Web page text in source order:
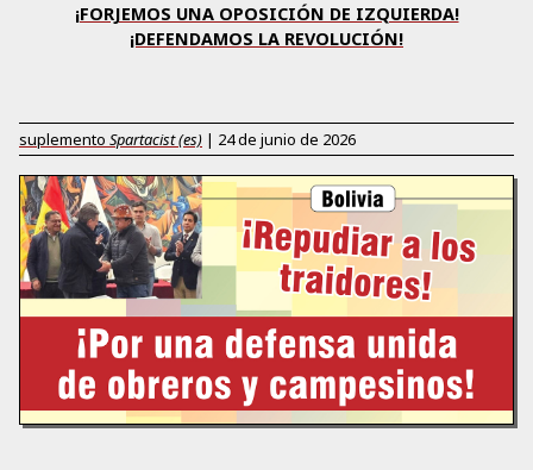
¡FORJEMOS UNA OPOSICIÓN DE IZQUIERDA!
¡DEFENDAMOS LA REVOLUCIÓN!
suplemento Spartacist (es) | 24 de junio de 2026